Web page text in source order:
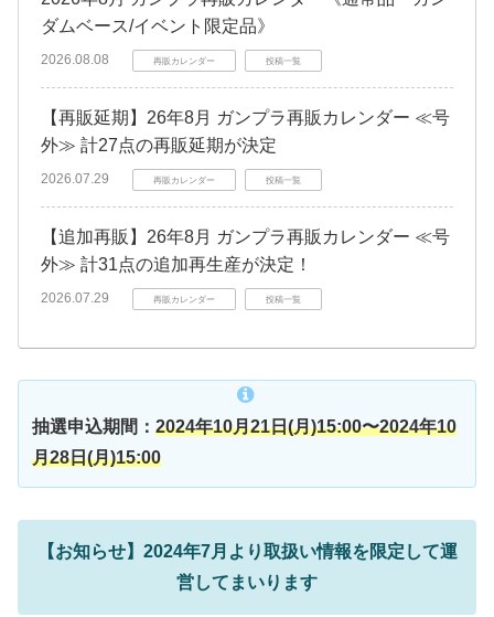
ダムベース/イベント限定品》
2026.08.08 再販カレンダー 投稿一覧
【再販延期】26年8月 ガンプラ再販カレンダー ≪号
外≫ 計27点の再販延期が決定
2026.07.29 再販カレンダー 投稿一覧
【追加再販】26年8月 ガンプラ再販カレンダー ≪号
外≫ 計31点の追加再生産が決定！
2026.07.29 再販カレンダー 投稿一覧
抽選申込期間： 2024年10月21日(月)15:00〜2024年10
月28日(月)15:00
【お知らせ】2024年7月より取扱い情報を限定して運
営してまいります